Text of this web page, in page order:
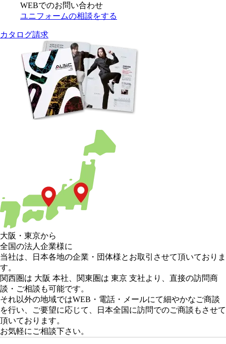
WEBでのお問い合わせ
ユニフォームの相談をする
カタログ請求
大阪 ・ 東京から
全国の法人企業様に
当社は、日本各地の企業・団体様とお取引させて頂いておりま
す。
関西圏は 大阪 本社、 関東圏は 東京 支社より、直接の訪問商
談・ご相談も可能です。
それ以外の地域ではWEB・電話・メールにて細やかなご商談
を行い、
ご要望に応じて、日本全国に訪問でのご商談もさせて
頂いております。
お気軽にご相談下さい。